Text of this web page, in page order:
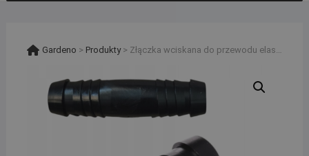
Gardeno > Produkty> Złączka wciskana do przewodu elastycznego SPX FLEX Rain Bird